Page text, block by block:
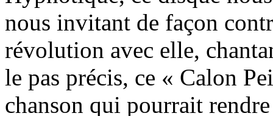
nous invitant de façon
révolution avec elle,
le pas précis, ce « Calon
chanson qui pourrait